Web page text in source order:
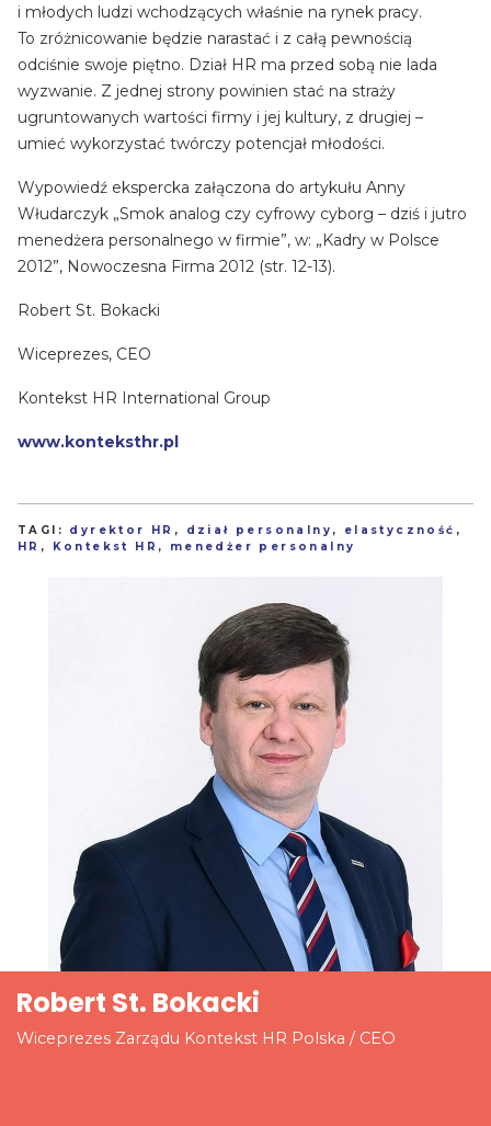
i młodych ludzi wchodzących właśnie na rynek pracy.
To zróżnicowanie będzie narastać i z całą pewnością
odciśnie swoje piętno. Dział HR ma przed sobą nie lada
wyzwanie. Z jednej strony powinien stać na straży
ugruntowanych wartości firmy i jej kultury, z drugiej –
umieć wykorzystać twórczy potencjał młodości.
Wypowiedź ekspercka załączona do artykułu Anny
Włudarczyk „Smok analog czy cyfrowy cyborg – dziś i jutro
menedżera personalnego w firmie”, w: „Kadry w Polsce
2012”, Nowoczesna Firma 2012 (str. 12-13).
Robert St. Bokacki
Wiceprezes, CEO
Kontekst HR International Group
www.konteksthr.pl
TAGI: dyrektor HR , dział personalny , elastyczność ,
HR , Kontekst HR , menedżer personalny
Robert St. Bokacki
Wiceprezes Zarządu Kontekst HR Polska / CEO